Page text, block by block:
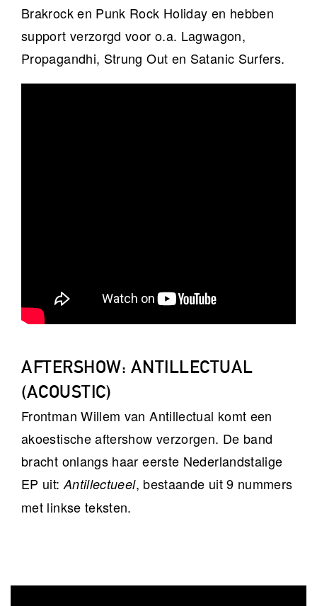
Brakrock en Punk Rock Holiday en hebben
support verzorgd voor o.a. Lagwagon,
Propagandhi, Strung Out en Satanic Surfers.
AFTERSHOW: ANTILLECTUAL
(ACOUSTIC)
Frontman Willem van Antillectual komt een
akoestische aftershow verzorgen. De band
bracht onlangs haar eerste Nederlandstalige
EP uit: Antillectueel, bestaande uit 9 nummers
met linkse teksten.